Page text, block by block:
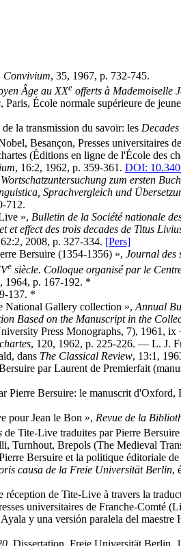
Convivium, 35, 1967, p. 732-745.
Âge au XXe offerts à Mademoiselle
, Paris, École normale supérieure de
la transmission du savoir: les
Besançon, Presses universitaires
(Éditions en ligne de l'École des
, 16:2, 1962, p. 359-361. DOI:
zum ersten
Sprachvergleich und
712.
», Bulletin de la Société nationale
et effect des trois decades de Titus
2008, p. 327-334. [Pers]
Bersuire (1354-1356) », Journal des
e siècle. Colloque organisé par le
1964, p. 167-192. *
137. *
National Gallery collection », Annual
Based on the Manuscript in the
Press Monographs, 7), 1961, ix
, 120, 1962, p. 225-226. — L. J.
dans The Classical Review, 13:1,
par Laurent de Premierfait
Pierre Bersuire: le manuscrit
pour Jean le Bon », Revue de la
de Tite-Live traduites par Pierre
Turnhout, Brepols (The Medieval
Bersuire et la politique éditoriale
causa de la Freie Universität Berlin,
réception de Tite-Live à travers la
universitaires de Franche-Comté
y una versión paralela del maestre
, Dissertation, Freie Universität Berlin,